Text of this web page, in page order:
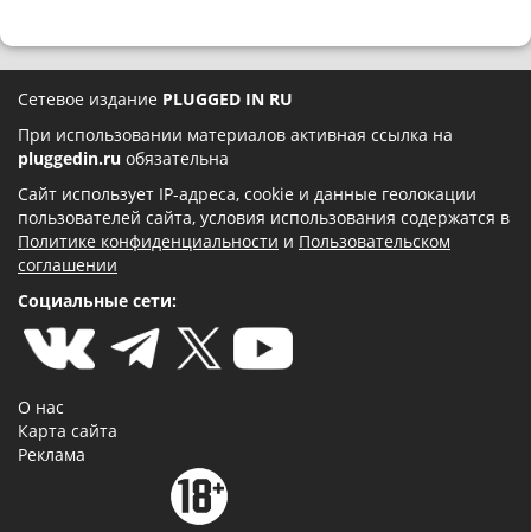
Сетевое издание PLUGGED IN RU
При использовании материалов активная ссылка на
pluggedin.ru обязательна
Сайт использует IP-адреса, cookie и данные геолокации
пользователей сайта, условия использования содержатся в
Политике конфиденциальности и Пользовательском
соглашении
Социальные сети:
О нас
Карта сайта
Реклама